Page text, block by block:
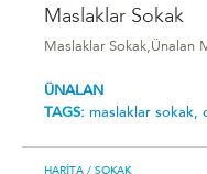
Maslaklar Sokak
Maslaklar Sokak,Ünalan
ÜNALAN
TAGS: maslaklar sokak,
HARITA / SOKAK